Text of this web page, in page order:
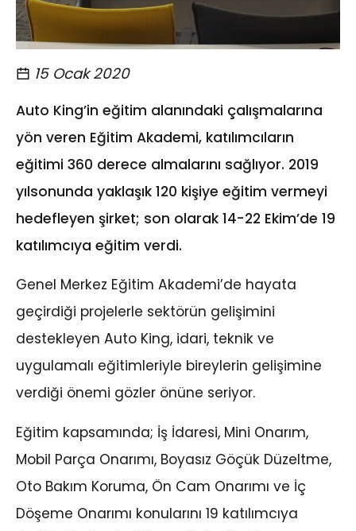
15 Ocak 2020
Auto King’in eğitim alanındaki çalışmalarına
yön veren Eğitim Akademi, katılımcıların
eğitimi 360 derece almalarını sağlıyor. 2019
yılsonunda yaklaşık 120 kişiye eğitim vermeyi
hedefleyen şirket; son olarak 14-22 Ekim’de 19
katılımcıya eğitim verdi.
Genel Merkez Eğitim Akademi’de hayata
geçirdiği projelerle sektörün gelişimini
destekleyen Auto King, idari, teknik ve
uygulamalı eğitimleriyle bireylerin gelişimine
verdiği önemi gözler önüne seriyor.
Eğitim kapsamında; İş İdaresi, Mini Onarım,
Mobil Parça Onarımı, Boyasız Göçük Düzeltme,
Oto Bakım Koruma, Ön Cam Onarımı ve İç
Döşeme Onarımı konularını 19 katılımcıya